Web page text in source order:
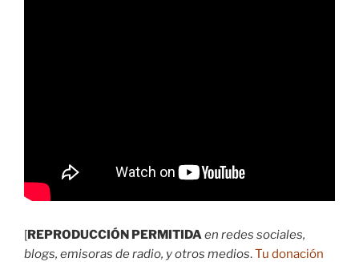
[REPRODUCCIÓN PERMITIDA en redes sociales,
blogs, emisoras de radio, y otros medios.Tu donación